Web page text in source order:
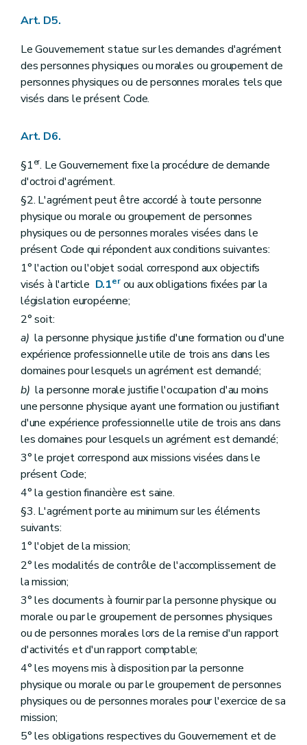
Art. D385
Art. D386
Sous-section 1/1 ("Les centres régionaux de Référence et d'Expérimentation" - Décret-programme du 17 juillet 2018, art. 357)
Art. 386/1
Art. 386/2
Sous-section 2
Titre XIII Le contrôle et la recherche des infractions
Chapitre I
er
Le contrôle
Section 1re
Art. D390
Section 2 Les moyens d'investigation
Art. D391
Art. D392
Section 3 Le contrôle et la recherche des infractions des dispositions du titre 4, chapitre 2
Art. D393
Art. D394
Chapitre II Les infractions agricoles
Section 1re
Les mesures de contrainte
Section 2
Les dispositions pénales
Art. D396
Art. D397
Art. D398
L'extinction éventuelle de l'action publique moyennant une transaction
Art. D399
Section 4 Les amendes administratives
Art. D400
Art. D401
Art. D402
Art. D403
Section 5
Art. D404
Titre XIV Dispositions finales
Chapitre Ier
Dispositions diverses
Art. D405
Art. D406
Art. D407
Art. D408
Art. D409
Chapitre II
Art. D410
Art. D411
Art. D412
Art. D413
Art. D414
Art. D415
Art. D416
Art. D417
Chapitre III Dispositions abrogatoires
Chapitre IV Dispositions transitoires
Art. D5.
Le Gouvernement statue sur les demandes d'agrément
des personnes physiques ou morales ou groupement de
personnes physiques ou de personnes morales tels que
visés dans le présent Code.
Art. D6.
§1er. Le Gouvernement fixe la procédure de demande
d'octroi d'agrément.
§2. L'agrément peut être accordé à toute personne
physique ou morale ou groupement de personnes
physiques ou de personnes morales visées dans le
présent Code qui répondent aux conditions suivantes:
1° l'action ou l'objet social correspond aux objectifs
visés à l'article D.1erou aux obligations fixées par la
législation européenne;
2° soit:
a) la personne physique justifie d'une formation ou d'une
expérience professionnelle utile de trois ans dans les
domaines pour lesquels un agrément est demandé;
b) la personne morale justifie l'occupation d'au moins
une personne physique ayant une formation ou justifiant
d'une expérience professionnelle utile de trois ans dans
les domaines pour lesquels un agrément est demandé;
3° le projet correspond aux missions visées dans le
présent Code;
4° la gestion financière est saine.
§3. L'agrément porte au minimum sur les éléments
suivants:
1° l'objet de la mission;
2° les modalités de contrôle de l'accomplissement de
la mission;
3° les documents à fournir par la personne physique ou
morale ou par le groupement de personnes physiques
ou de personnes morales lors de la remise d'un rapport
d'activités et d'un rapport comptable;
4° les moyens mis à disposition par la personne
physique ou morale ou par le groupement de personnes
physiques ou de personnes morales pour l'exercice de sa
mission;
5° les obligations respectives du Gouvernement et de